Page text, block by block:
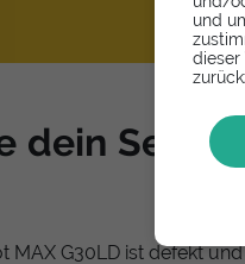
und
dieser
dein
MAX G30LD ist defekt